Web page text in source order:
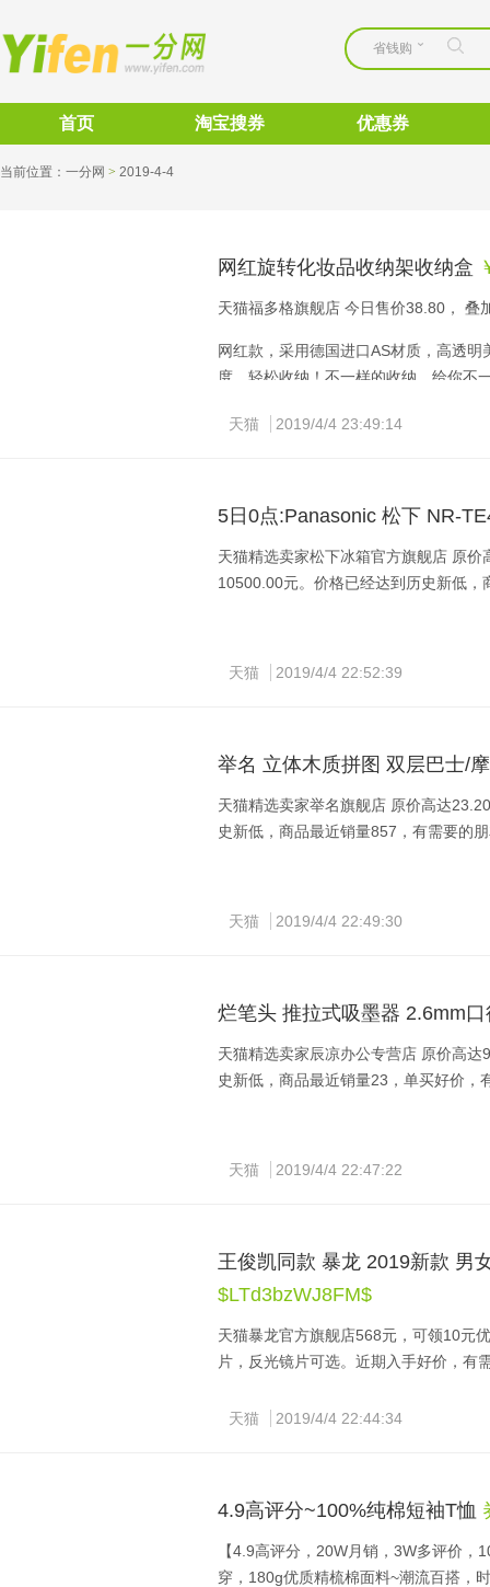
省钱购
首页 淘宝搜券 优惠券
当前位置： 一分网 > 2019-4-4
网红旋转化妆品收纳架收纳盒
天猫福多格旗舰店 今日售价38.80， 叠
网红款，采用德国进口AS材质，高透
度，轻松收纳！不一样的收纳，给你不
天猫 2019/4/4 23:49:14
5日0点:Panasonic 松下 NR-
天猫精选卖家松下冰箱官方旗舰店 原
10500.00元。价格已经达到历史新低
天猫 2019/4/4 22:52:39
举名 立体木质拼图 双层巴士/
天猫精选卖家举名旗舰店 原价高达
史新低，商品最近销量857，有需要的
天猫 2019/4/4 22:49:30
烂笔头 推拉式吸墨器 2.6mm
天猫精选卖家辰凉办公专营店 原价高
史新低，商品最近销量23，单买好价，
天猫 2019/4/4 22:47:22
王俊凯同款 暴龙 2019新款 男
$LTd3bzWJ8FM$
天猫暴龙官方旗舰店568元，可领10元
片，反光镜片可选。近期入手好价，有
的颜色。经典复古蛤蟆镜造型，这是
镜片选用的都是法国依视路的，在功
高清非偏光镜片，可以遮挡阳光和紫
日常可用场景比较多。
天猫 2019/4/4 22:44:34
4.9高评分~100%纯棉短袖T恤
【4.9高评分，20W月销，3W多评价
穿，180g优质精梳棉面料~潮流百搭，